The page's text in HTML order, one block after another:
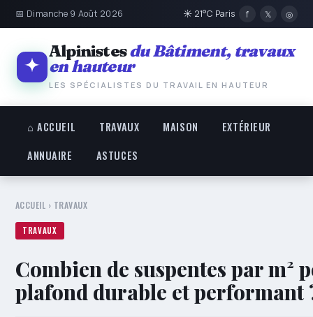
📅 Dimanche 9 Août 2026 ☀ 21°C Paris f 𝕏 ◎
Alpinistesdu Bâtiment, travaux
en hauteur
LES SPÉCIALISTES DU TRAVAIL EN HAUTEUR
⌂ ACCUEIL TRAVAUX MAISON
EXTÉRIEUR
ANNUAIRE
ASTUCES
ACCUEIL › TRAVAUX
TRAVAUX
Combien de suspentes par m²
plafond durable et performant